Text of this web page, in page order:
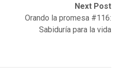
Next Post
Orando la promesa #116:
Sabiduría para la vida